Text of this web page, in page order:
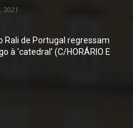
2021
Rali de Portugal regressam
à ‘catedral’ (C/HORÁRIO E